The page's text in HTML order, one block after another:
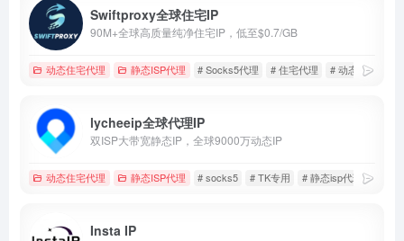
Swiftproxy全球住宅IP
90M+全球高质量纯净住宅IP，低至$0.7/GB
动态住宅代理 静态ISP代理 # Socks5代理 # 住宅代理 # 动态IP代理
lycheeip全球代理IP
双ISP大带宽静态IP，全球9000万动态IP
动态住宅代理 静态ISP代理 # socks5 # TK专用 # 静态isp代理
Insta IP